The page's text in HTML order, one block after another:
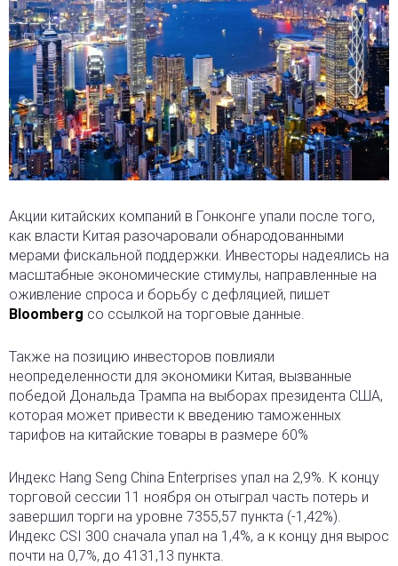
Акции китайских компаний в Гонконге упали после того,
как власти Китая разочаровали обнародованными
мерами фискальной поддержки. Инвесторы надеялись на
масштабные экономические стимулы, направленные на
оживление спроса и борьбу с дефляцией, пишет
Bloomberg со ссылкой на торговые данные.
Также на позицию инвесторов повлияли
неопределенности для экономики Китая, вызванные
победой Дональда Трампа на выборах президента США,
которая может привести к введению таможенных
тарифов на китайские товары в размере 60%
Индекс Hang Seng China Enterprises упал на 2,9%. К концу
торговой сессии 11 ноября он отыграл часть потерь и
завершил торги на уровне 7355,57 пункта (-1,42%).
Индекс CSI 300 сначала упал на 1,4%, а к концу дня вырос
почти на 0,7%, до 4131,13 пункта.